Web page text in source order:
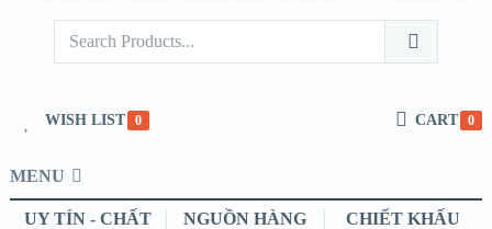
WISH LIST 0 CART 0
MENU
UY TÍN - CHẤT
NGUỒN HÀNG
CHIẾT KHẤU